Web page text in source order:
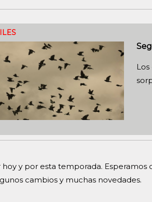
y por esta temporada. Esperamos
cambios y muchas novedades.